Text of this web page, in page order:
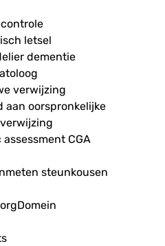
letsel
dementie
verwijzing
aan oorspronkelijke
CGA
steunkousen